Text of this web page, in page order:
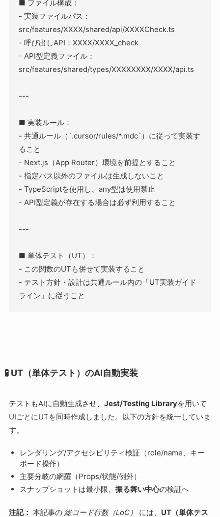
■ ファイル構成：
- 実装ファイルパス：
src/features/XXXX/shared/api/XXXXCheck.ts
- 呼び出しAPI：XXXX/XXXX_check
- API型定義ファイル：
src/features/shared/types/XXXXXXXX/XXXX/api.ts
---
■ 実装ルール：
- 共通ルール（`.cursor/rules/*.mdc`）に従って実装す
ること
- Next.js（App Router）環境を前提とすること
- 指定パス以外のファイルは生成しないこと
- TypeScriptを使用し、 any型は使用禁止
- API型定義が存在する場合は必ず利用すること
---
■ 単体テスト（UT）：
- この関数のUTも併せて実装すること
- テスト方針・設計は共通ルール内の「UT実装ガイド
ライン」に従うこと
🧪 UT（単体テスト）のAI自動実装
テストもAIに自動生成させ、 Jest/Testing Libraryを用いて
UIごとにUTを同時作成しました。以下の方針を統一していま
す。
レンダリング/アクセシビリティ検証（role/name、キー
ボード操作）
主要分岐の網羅（Props/状態/例外）
スナップショットは最小限、振る舞い中心の検証へ
注記： 本記事の 総コード行数（LoC） には、 UT（単体テス